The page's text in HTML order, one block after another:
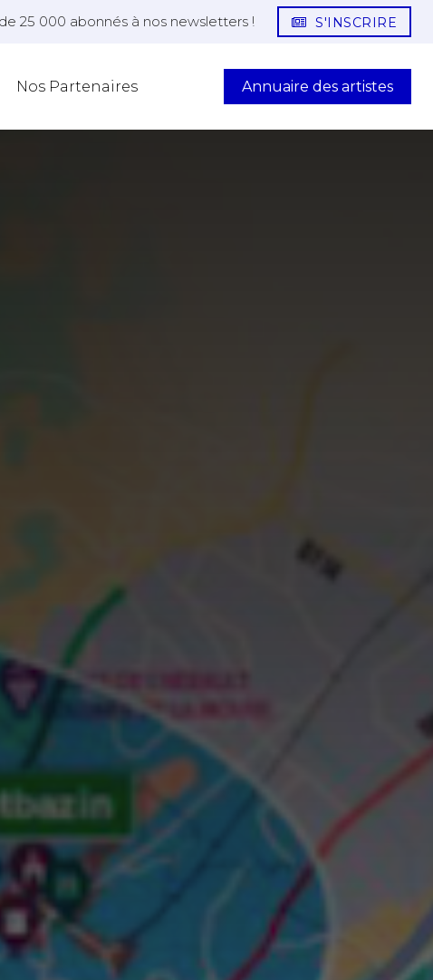
25 000 abonnés à nos newsletters ! S'INSCRIRE
Nos Partenaires Annuaire des artistes